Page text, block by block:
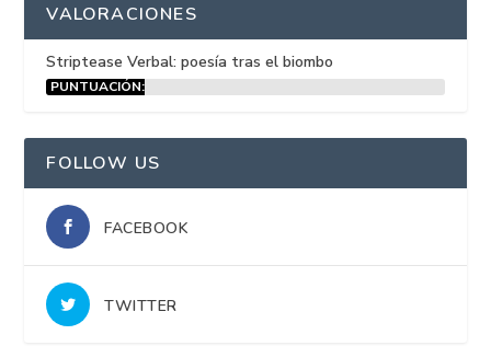
VALORACIONES
Striptease Verbal: poesía tras el biombo
PUNTUACIÓN:
FOLLOW US
FACEBOOK
TWITTER